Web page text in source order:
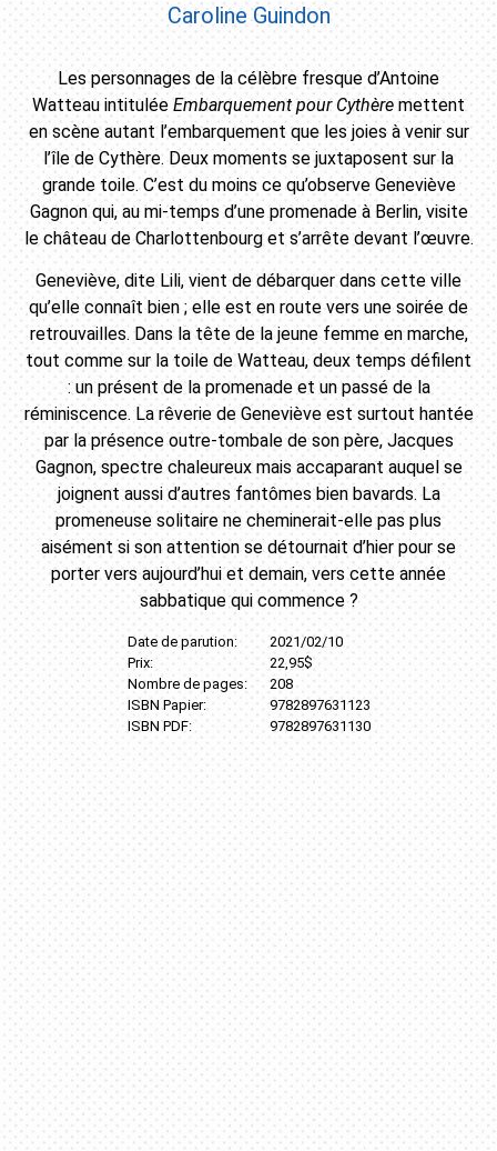
Caroline Guindon
Les personnages de la célèbre fresque d’Antoine
Watteau intitulée Embarquement pour Cythère mettent
en scène autant l’embarquement que les joies à venir sur
l’île de Cythère. Deux moments se juxtaposent sur la
grande toile. C’est du moins ce qu’observe Geneviève
Gagnon qui, au mi-temps d’une promenade à Berlin, visite
le château de Charlottenbourg et s’arrête devant l’œuvre.
Geneviève, dite Lili, vient de débarquer dans cette ville
qu’elle connaît bien ; elle est en route vers une soirée de
retrouvailles. Dans la tête de la jeune femme en marche,
tout comme sur la toile de Watteau, deux temps défilent
: un présent de la promenade et un passé de la
réminiscence. La rêverie de Geneviève est surtout hantée
par la présence outre-tombale de son père, Jacques
Gagnon, spectre chaleureux mais accaparant auquel se
joignent aussi d’autres fantômes bien bavards. La
promeneuse solitaire ne cheminerait-elle pas plus
aisément si son attention se détournait d’hier pour se
porter vers aujourd’hui et demain, vers cette année
sabbatique qui commence ?
Date de parution:
Prix:
Nombre de pages:
ISBN Papier:
ISBN PDF:
2021/02/10
22,95$
208
9782897631123
9782897631130